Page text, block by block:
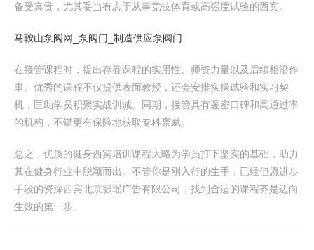
备受真贵，尤其妥当有志于从事竞技体育或高强度试验的西宾。
马鞍山泵阀网_泵阀门_制造供应泵阀门
在接管课程时，提出存眷课程的实用性、师资力量以及后续相沿作
事。优秀的课程不仅提供表面教授，还会安排实操试验和实习契
机，匡助学员积聚实战训诫。同期，接管具有邃密口碑和高通过率
的机构，不错更有保险地获取专科禀赋。
总之，优质的健身西宾培训课程大略为学员打下坚实的基础，助力
其在健身行业中脱颖而出。不管你是刚入行的生手，已经但愿进步
手段的资深西宾北京影瑶广告有限公司，找到合适的课程齐是迈向
生效的第一步。